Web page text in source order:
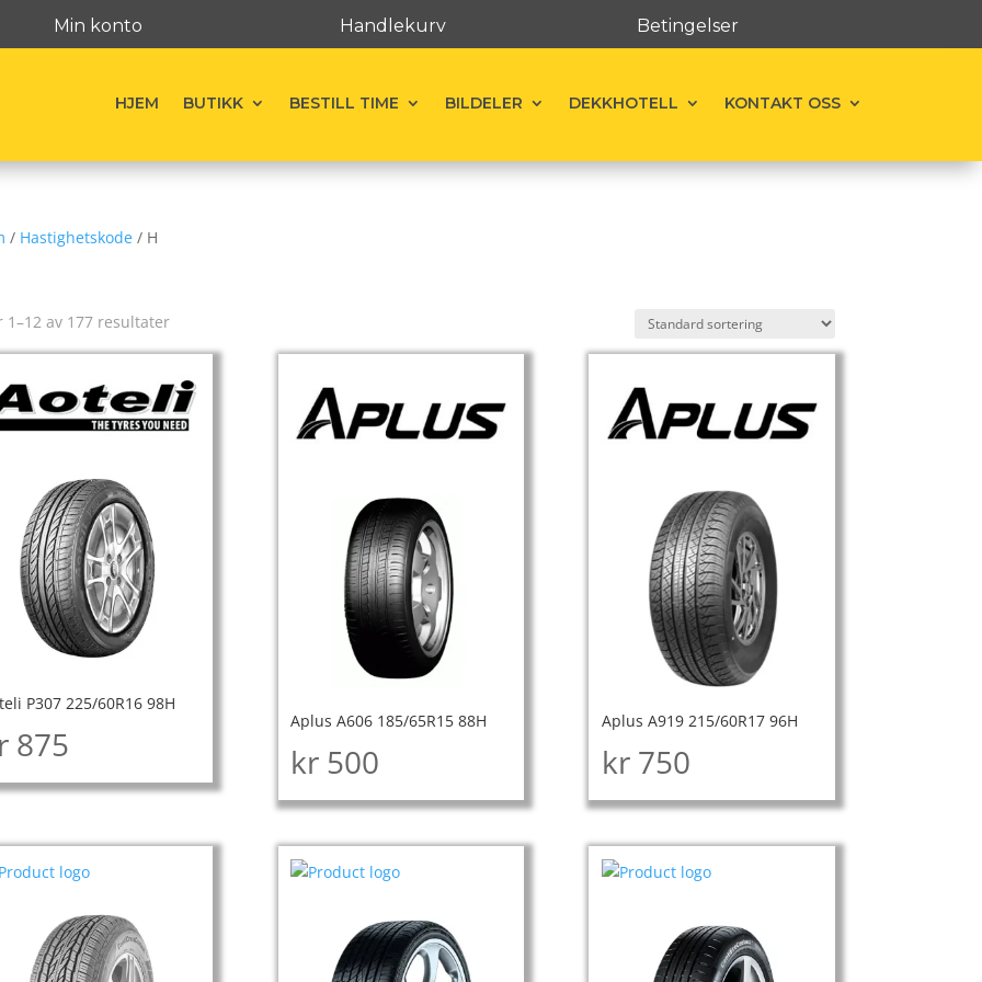
Min konto Handlekurv Betingelser
HJEM BUTIKK BESTILL TIME BILDELER DEKKHOTELL KONTAKT OSS
/ Hastighetskode/ H
1–12 av 177 resultater
P307 225/60R16 98H
875
Aplus A606 185/65R15 88H
kr 500
Aplus A919 215/60R17 96H
kr750